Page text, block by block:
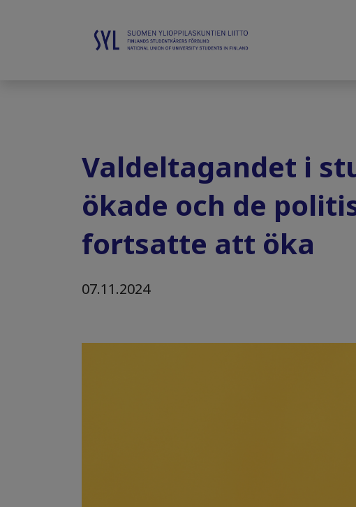
Valdeltagandet i
ökade och de
fortsatte att öka
07.11.2024